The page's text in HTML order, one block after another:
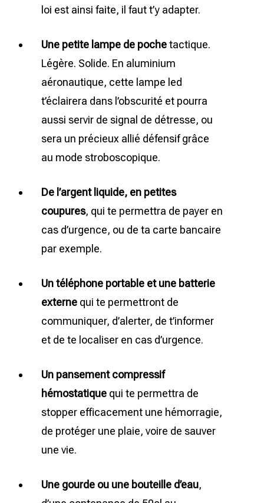
loi est ainsi faite, il faut t’y adapter.
Une petite lampe de pochetactique.
Légère. Solide. En aluminium
aéronautique, cette lampe led
t’éclairera dans l’obscurité et pourra
aussi servir de signal de détresse, ou
sera un précieux allié défensif grâce
au mode stroboscopique.
De l’argent liquide, en petites
coupures, qui te permettra de payer en
cas d’urgence, ou de ta carte bancaire
par exemple.
Un téléphone portable et une batterie
externe qui te permettront de
communiquer, d’alerter, de t’informer
et de te localiser en cas d’urgence.
Un pansement compressif
hémostatique qui te permettra de
stopper efficacement une hémorragie,
de protéger une plaie, voire de sauver
une vie.
Une gourde ou une bouteille d’eau,